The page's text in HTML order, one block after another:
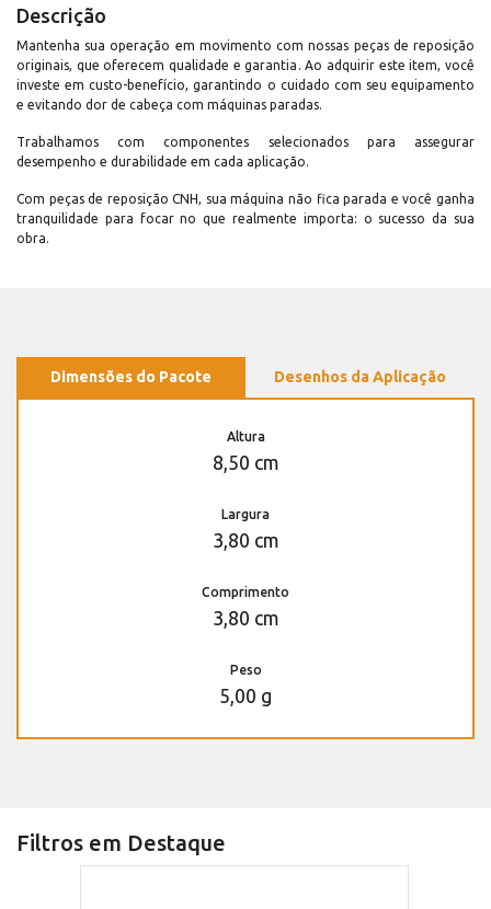
Descrição
Mantenha sua operação em movimento com nossas peças de reposição
originais, que oferecem qualidade e garantia. Ao adquirir este item, você
investe em custo-benefício, garantindo o cuidado com seu equipamento
e evitando dor de cabeça com máquinas paradas.
Trabalhamos com componentes selecionados para assegurar
desempenho e durabilidade em cada aplicação.
Com peças de reposição CNH, sua máquina não fica parada e você ganha
tranquilidade para focar no que realmente importa: o sucesso da sua
obra.
Dimensões do Pacote Desenhos da Aplicação
Altura
8,50 cm
Largura
3,80 cm
Comprimento
3,80 cm
Peso
5,00 g
Filtros em Destaque